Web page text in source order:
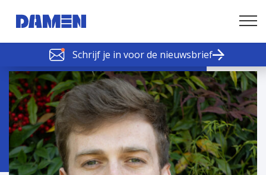
Schrijf je in voor de nieuwsbrief
SCHELDE SCHAKELS
Nieuws of tips